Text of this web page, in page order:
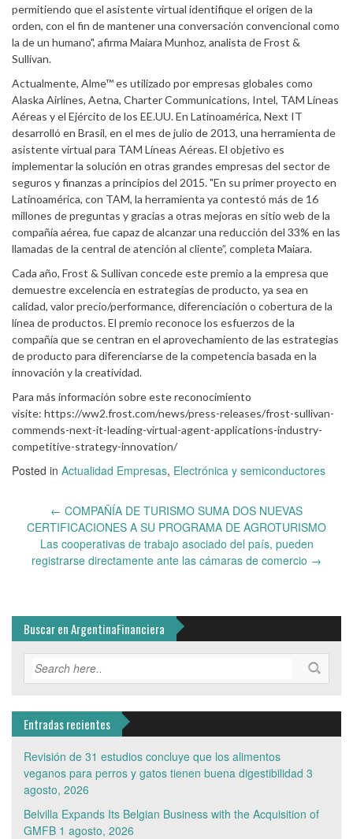
permitiendo que el asistente virtual identifique el origen de la
orden, con el fin de mantener una conversación convencional como
la de un humano", afirma Maiara Munhoz, analista de Frost &
Sullivan.
Actualmente, Alme™ es utilizado por empresas globales como
Alaska Airlines, Aetna, Charter Communications, Intel, TAM Líneas
Aéreas y el Ejército de los EE.UU. En Latinoamérica, Next IT
desarrolló en Brasil, en el mes de julio de 2013, una herramienta de
asistente virtual para TAM Líneas Aéreas. El objetivo es
implementar la solución en otras grandes empresas del sector de
seguros y finanzas a principios del 2015. "En su primer proyecto en
Latinoamérica, con TAM, la herramienta ya contestó más de 16
millones de preguntas y gracias a otras mejoras en sitio web de la
compañía aérea, fue capaz de alcanzar una reducción del 33% en las
llamadas de la central de atención al cliente”, completa Maiara.
Cada año, Frost & Sullivan concede este premio a la empresa que
demuestre excelencia en estrategias de producto, ya sea en
calidad, valor precio/performance, diferenciación o cobertura de la
línea de productos. El premio reconoce los esfuerzos de la
compañía que se centran en el aprovechamiento de las estrategias
de producto para diferenciarse de la competencia basada en la
innovación y la creatividad.
Para más información sobre este reconocimiento
visite: https://ww2.frost.com/news/press-releases/frost-sullivan-
commends-next-it-leading-virtual-agent-applications-industry-
competitive-strategy-innovation/
Posted in Actualidad Empresas, Electrónica y semiconductores
navigation
← COMPAÑÍA DE TURISMO SUMA DOS NUEVAS
CERTIFICACIONES A SU PROGRAMA DE AGROTURISMO
Las cooperativas de trabajo asociado del país, pueden
registrarse directamente ante las cámaras de comercio →
Buscar en ArgentinaFinanciera
Entradas recientes
Revisión de 31 estudios concluye que los alimentos
veganos para perros y gatos tienen buena digestibilidad 3
agosto, 2026
Belvilla Expands Its Belgian Business with the Acquisition of
GMFB 1 agosto, 2026